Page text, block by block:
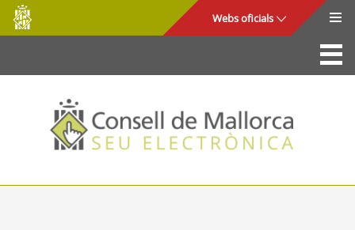
Salta al contingut principal
Consell
de
Mallorca
Webs oficials
La Seu
Consell de Mallorca
Accés i seguretat
Utilitats